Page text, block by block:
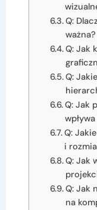
Q:
ważna?
Q: Jak
Q:
Q: Jak
Q:
i
Q: Jak
Q: Jak
na